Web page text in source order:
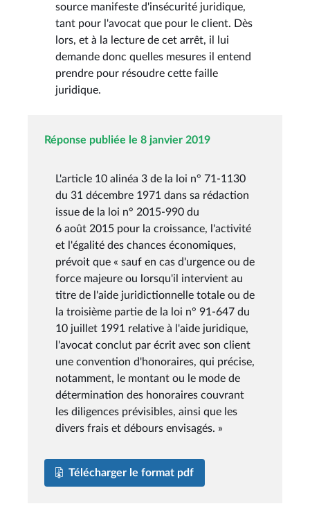
source manifeste d'insécurité juridique,
tant pour l'avocat que pour le client. Dès
lors, et à la lecture de cet arrêt, il lui
demande donc quelles mesures il entend
prendre pour résoudre cette faille
juridique.
Réponse publiée le 8 janvier 2019
L'article 10 alinéa 3 de la loi n° 71-1130
du 31 décembre 1971 dans sa rédaction
issue de la loi n° 2015-990 du
6 août 2015 pour la croissance, l'activité
et l'égalité des chances économiques,
prévoit que « sauf en cas d'urgence ou de
force majeure ou lorsqu'il intervient au
titre de l'aide juridictionnelle totale ou de
la troisième partie de la loi n° 91-647 du
10 juillet 1991 relative à l'aide juridique,
l'avocat conclut par écrit avec son client
une convention d'honoraires, qui précise,
notamment, le montant ou le mode de
détermination des honoraires couvrant
les diligences prévisibles, ainsi que les
divers frais et débours envisagés. »
Télécharger le format pdf